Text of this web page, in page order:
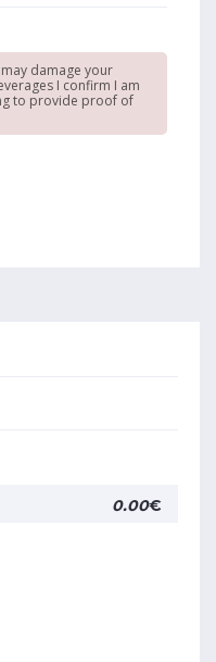
damage your
I confirm I am
to provide proof of
0.00€